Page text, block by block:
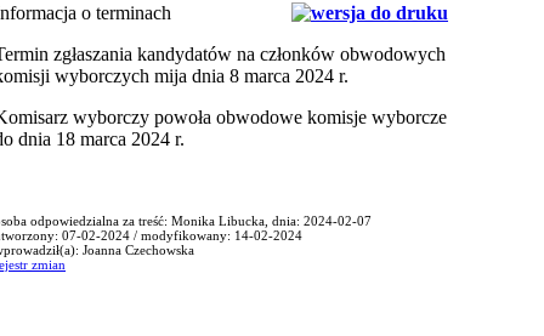
o terminach
zgłaszania kandydatów na członków obwodowych
wyborczych mija dnia 8 marca 2024 r.
wyborczy powoła obwodowe komisje wyborcze
dnia 18 marca 2024 r.
odpowiedzialna za treść: Monika Libucka, dnia: 2024-02-07
07-02-2024 / modyfikowany: 14-02-2024
Joanna Czechowska
zmian